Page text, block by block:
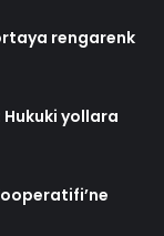
rengarenk
Hukuki yollara